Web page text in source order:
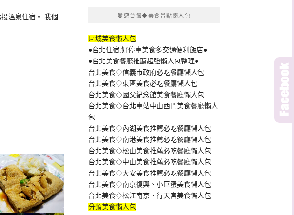
溫泉住宿。 我個
愛遊台灣◆美食景點懶人包
區域美食懶人包
●台北住宿,好停車美食多交通便利飯店●
●台北美食餐廳推薦超強懶人包整理●
台北美食◇信義市政府必吃餐廳懶人包
台北美食◇東區美食必吃餐廳懶人包
台北美食◇國父紀念館美食餐廳懶人包
台北美食◇台北車站中山西門美食餐廳懶人
包
台北美食◇內湖美食推薦必吃餐廳懶人包
台北美食◇南港美食推薦必吃餐廳懶人包
台北美食◇松山美食推薦必吃餐廳懶人包
台北美食◇中山美食推薦必吃餐廳懶人包
台北美食◇大安美食推薦必吃餐廳懶人包
台北美食◇南京復興、小巨蛋美食懶人包
台北美食◇松江南京、行天宮美食懶人包
分類美食懶人包